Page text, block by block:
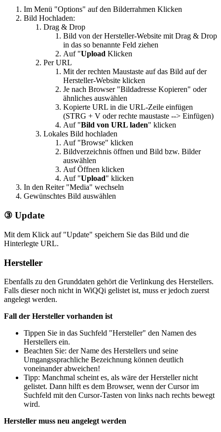
Im Menü "Options" auf den Bilderrahmen Klicken
Bild Hochladen:
Drag & Drop
Bild von der Hersteller-Website mit Drag & Drop
in das so benannte Feld ziehen
Auf "Upload Klicken
Per URL
Mit der rechten Maustaste auf das Bild auf der
Hersteller-Website klicken
Je nach Browser "Bildadresse Kopieren" oder
ähnliches auswählen
Kopierte URL in die URL-Zeile einfügen
(STRG + V oder rechte maustaste --> Einfügen)
Auf "Bild von URL laden" klicken
Lokales Bild hochladen
Auf "Browse" klicken
Bildverzeichnis öffnen und Bild bzw. Bilder
auswählen
Auf Öffnen klicken
Auf "Upload" klicken
In den Reiter "Media" wechseln
Gewünschtes Bild auswählen
③ Update
Mit dem Klick auf "Update" speichern Sie das Bild und die
Hinterlegte URL.
Hersteller
Ebenfalls zu den Grunddaten gehört die Verlinkung des Herstellers.
Falls dieser noch nicht in WiQQi gelistet ist, muss er jedoch zuerst
angelegt werden.
Fall der Hersteller vorhanden ist
Tippen Sie in das Suchfeld "Hersteller" den Namen des
Herstellers ein.
Beachten Sie: der Name des Herstellers und seine
Umgangssprachliche Bezeichnung können deutlich
voneinander abweichen!
Tipp: Manchmal scheint es, als wäre der Hersteller nicht
gelistet. Dann hilft es dem Browser, wenn der Cursor im
Suchfeld mit den Cursor-Tasten von links nach rechts bewegt
wird.
Hersteller muss neu angelegt werden